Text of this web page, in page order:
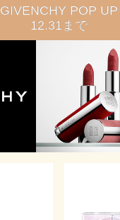
GIVENCHY POP UP
12.31まで